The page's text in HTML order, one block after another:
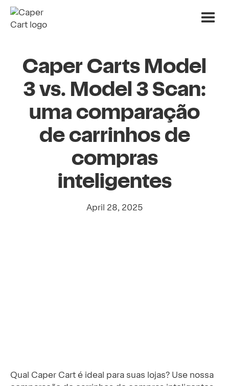
Caper Carts Model
3 vs. Model 3 Scan:
uma comparação
de carrinhos de
compras
inteligentes
April 28, 2025
Qual Caper Cart é ideal para suas lojas? Use nossa